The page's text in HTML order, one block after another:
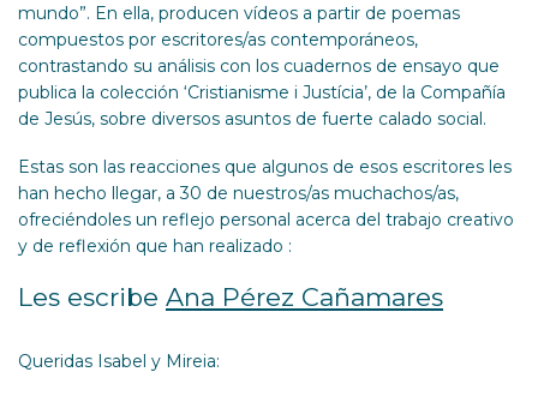
mundo”. En ella, producen vídeos a partir de poemas
compuestos por escritores/as contemporáneos,
contrastando su análisis con los cuadernos de ensayo que
publica la colección ‘Cristianisme i Justícia’, de la Compañía
de Jesús, sobre diversos asuntos de fuerte calado social.
Estas son las reacciones que algunos de esos escritores les
han hecho llegar, a 30 de nuestros/as muchachos/as,
ofreciéndoles un reflejo personal acerca del trabajo creativo
y de reflexión que han realizado :
Les escribe Ana Pérez Cañamares
Queridas Isabel y Mireia: